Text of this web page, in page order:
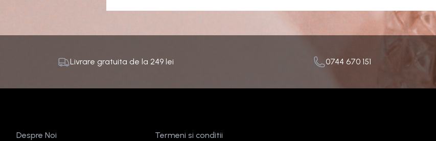
Livrare gratuita de la249 lei 0744 670 151
Despre Noi Termeni si conditii